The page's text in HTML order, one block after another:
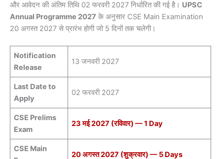
और आवेदन की अंतिम तिथि 02 फरवरी 2027 निर्धारित की गई है। UPSC
Annual Programme 2027 के अनुसार CSE Main Examination
20 अगस्त 2027 से प्रारंभ होगी जो 5 दिनों तक चलेगी।
Notification
Release
13 जनवरी 2027
Last Date to
Apply
02 फरवरी 2027
CSE Prelims
Exam
23 मई 2027 (रविवार) — 1 Day
CSE Main
20 अगस्त 2027 (शुक्रवार) — 5 Days